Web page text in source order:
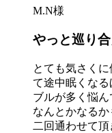
M.N様
やっと巡り
とても気さく
て途中眠くな
ブルが多く悩
なんとかなる
二回通わせて